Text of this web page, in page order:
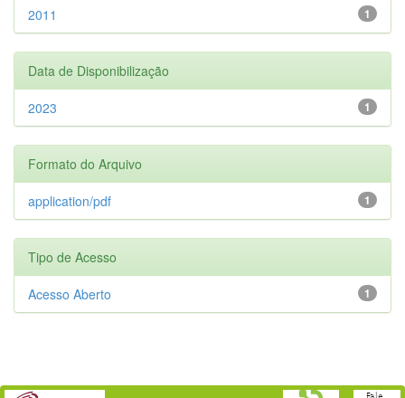
1
2011
Data de Disponibilização
1
2023
Formato do Arquivo
1
application/pdf
Tipo de Acesso
1
Acesso Aberto